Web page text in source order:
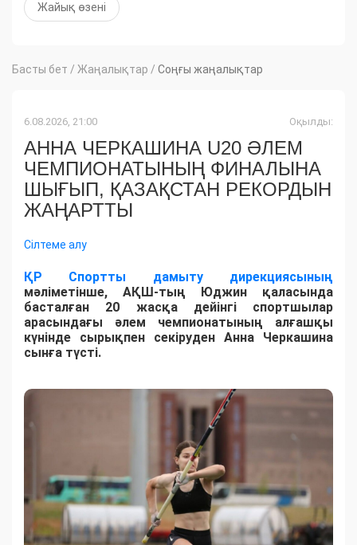
Жайық өзені
Басты бет / Жаңалықтар / Соңғы жаңалықтар
6.08.2026, 21:00 Оқылды:
АННА ЧЕРКАШИНА U20 ӘЛЕМ
ЧЕМПИОНАТЫНЫҢ ФИНАЛЫНА
ШЫҒЫП, ҚАЗАҚСТАН РЕКОРДЫН
ЖАҢАРТТЫ
Сілтеме алу
ҚР Спортты дамыту дирекциясының
мәліметінше, АҚШ-тың Юджин қаласында
басталған 20 жасқа дейінгі спортшылар
арасындағы әлем чемпионатының алғашқы
күнінде сырықпен секіруден Анна Черкашина
сынға түсті.